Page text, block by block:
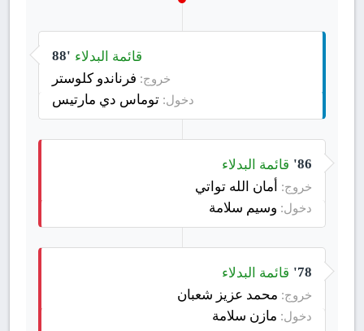
88' قائمة البدلاء
خروج: فرناندو كلوستر
دخول: توماس دي مارتيس
86' قائمة البدلاء
خروج: أمان الله تواتي
دخول: وسيم سلامة
78' قائمة البدلاء
خروج: محمد عزيز شعبان
دخول: مازن سلامة